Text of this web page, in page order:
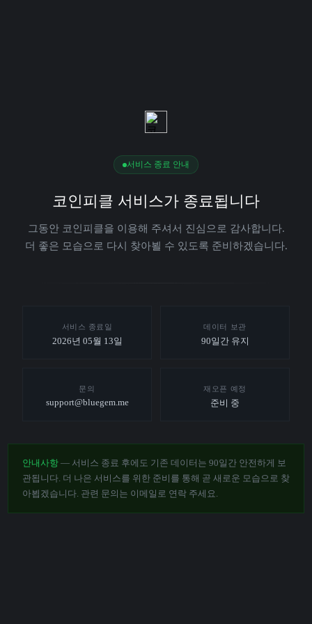
서비스 종료 안내
코인피클 서비스가 종료됩니다
그동안 코인피클을 이용해 주셔서 진심으로 감사합니다.
더 좋은 모습으로 다시 찾아뵐 수 있도록 준비하겠습니다.
서비스 종료일
2026년 05월 13일
데이터 보관
90일간 유지
문의
support@bluegem.me
재오픈 예정
준비 중
안내사항 — 서비스 종료 후에도 기존 데이터는 90일간 안전하게 보
관됩니다. 더 나은 서비스를 위한 준비를 통해 곧 새로운 모습으로 찾
아뵙겠습니다. 관련 문의는 이메일로 연락 주세요.